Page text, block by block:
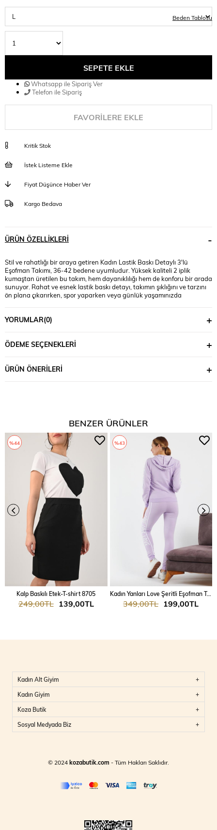
Beden Tablosu
Whatsapp ile Sipariş Ver
Telefon ile Sipariş
FAVORILERE EKLE
Kritik Stok
İstek Listeme Ekle
Fiyat Düşünce Haber Ver
Kargo Bedava
ÜRÜN ÖZELLIKLERI
Stil ve rahatlığı bir araya getiren Kadın Lastik Baskı Detaylı 3'lü
Eşofman Takımı, 36-42 bedene uyumludur. Yüksek kaliteli 2 iplik
kumaştan üretilen bu takım, hem dayanıklılığı hem de konforu bir arada
sunuyor. Rahat ve esnek lastik baskı detayı, takımın şıklığını ve tarzını
ön plana çıkarırken, spor yaparken veya günlük yaşamınızda
55 Göğüs: 82 Bel: 67 Basen: 96
YORUMLAR(0)
ÖDEME SEÇENEKLERI
ÜRÜN ÖNERILERI
BENZER ÜRÜNLER
Kalp Baskılı Etek-T-shirt 8705
139,00TL
249,00TL
%44
Kadın Yanları Love Şeritli Eşofman Takım 7025
199,00TL
349,00TL
%43
Kadın Alt Giyim
Kadın Giyim
Koza Butik
Sosyal Medyada Biz
© 2024kozabutik.com - Tüm Hakları Saklıdır.